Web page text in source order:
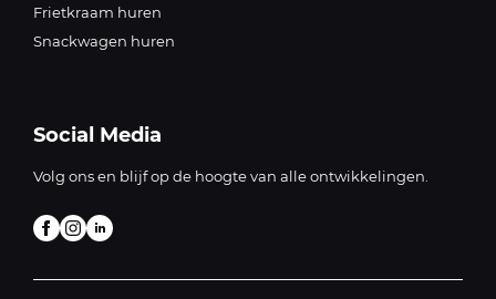
Frietkraam huren
Snackwagen huren
Social Media
Volg ons en blijf op de hoogte van alle ontwikkelingen.